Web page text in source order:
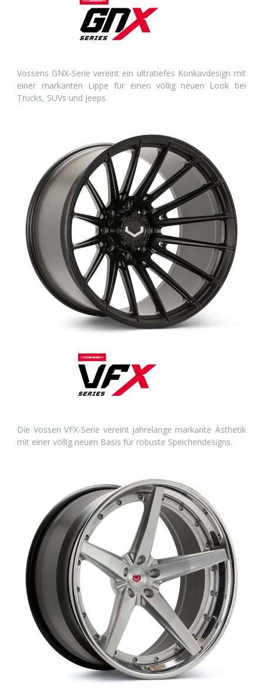
Vossens GNX-Serie vereint ein ultratiefes Konkavdesign mit
einer markanten Lippe für einen völlig neuen Look bei
Trucks, SUVs und Jeeps.
Die Vossen VFX-Serie vereint jahrelange markante Ästhetik
mit einer völlig neuen Basis für robuste Speichendesigns.